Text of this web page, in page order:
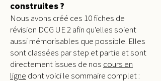
construites ?
Nous avons créé ces 10 fiches de
révision DCG UE 2 afin qu'elles soient
aussi mémorisables que possible. Elles
sont classées par step et partie et sont
directement issues de nos cours en
ligne dont voici le sommaire complet :